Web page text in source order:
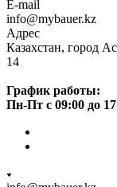
E-mail
info@mybauer.kz
Адрес
Казахстан, город
14
График работы:
Пн-Пт с 09:00 до